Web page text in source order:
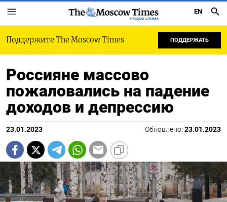
РУССКАЯ СЛУЖБА
EN
Поддержите The Moscow Times ПОДДЕРЖАТЬ
Россияне массово
пожаловались на падение
доходов и депрессию
23.01.2023 Обновлено: 23.01.2023